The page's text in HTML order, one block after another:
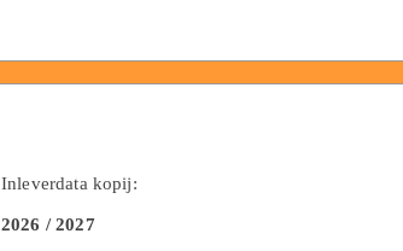
Inleverdata kopij:
2026 / 2027